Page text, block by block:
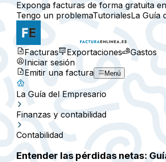
Exponga facturas de forma gratuita
Tengo un problemaTutorialesLa Guía
Facturas Exportaciones
Gastos
Iniciar sesión
Emitir una factura
Menú
La Guía del Empresario
Finanzas y contabilidad
Contabilidad
Entender las pérdidas netas: